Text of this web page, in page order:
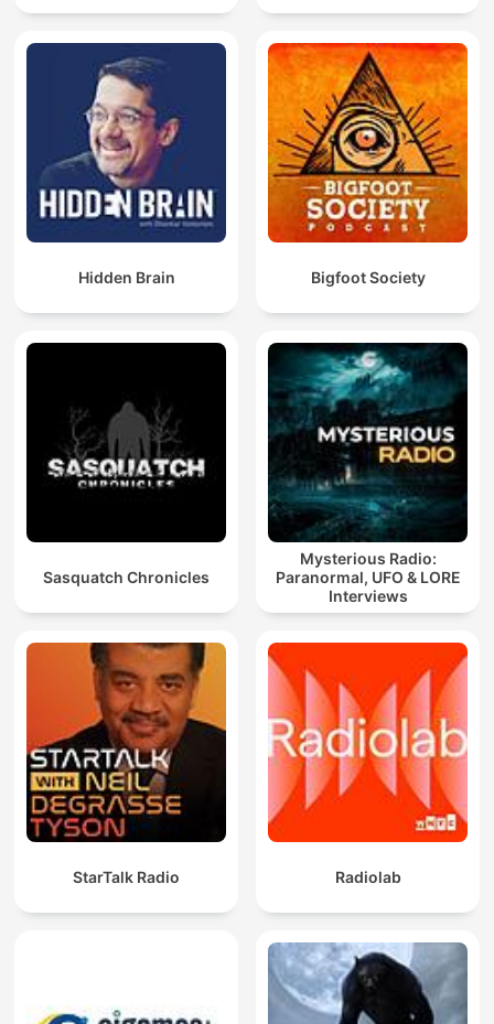
Hidden Brain Bigfoot Society
Sasquatch Chronicles
Mysterious Radio:
Paranormal, UFO & LORE
Interviews
StarTalk Radio Radiolab